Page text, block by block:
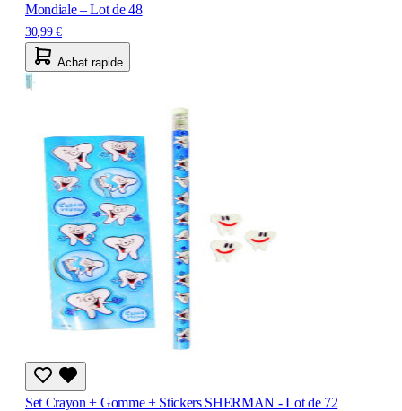
Mondiale – Lot de 48
30,99 €
Achat rapide
Set Crayon + Gomme + Stickers SHERMAN - Lot de 72